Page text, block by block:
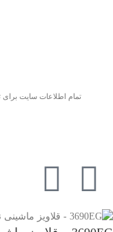
تمام اطلاعات سایت